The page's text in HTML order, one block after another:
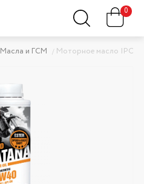
0
Масла и ГСМ Моторное масло